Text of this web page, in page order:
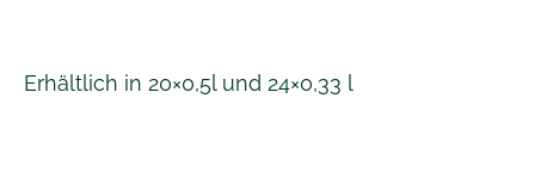
Erhältlich in 20×0,5l und 24×0,33 l